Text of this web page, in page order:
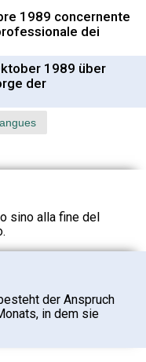
1989 concernente
dei
1989 über
der
sino alla fine del
der Anspruch
in dem sie